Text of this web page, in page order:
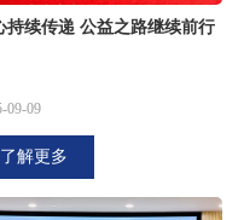
持续传递 公益之路继续前行
09-09
了解更多